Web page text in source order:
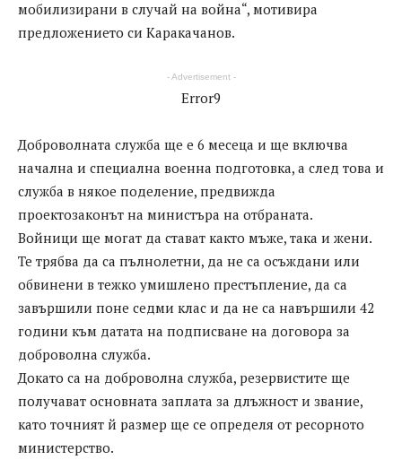
мобилизирани в случай на война“, мотивира
предложението си Каракачанов.
- Advertisement -
Error9
Доброволната служба ще е 6 месеца и ще включва
начална и специална военна подготовка, а след това и
служба в някое поделение, предвижда
проектозаконът на министъра на отбраната.
Войници ще могат да стават както мъже, така и жени.
Те трябва да са пълнолетни, да не са осъждани или
обвинени в тежко умишлено престъпление, да са
завършили поне седми клас и да не са навършили 42
години към датата на подписване на договора за
доброволна служба.
Докато са на доброволна служба, резервистите ще
получават основната заплата за длъжност и звание,
като точният й размер ще се определя от ресорното
министерство.